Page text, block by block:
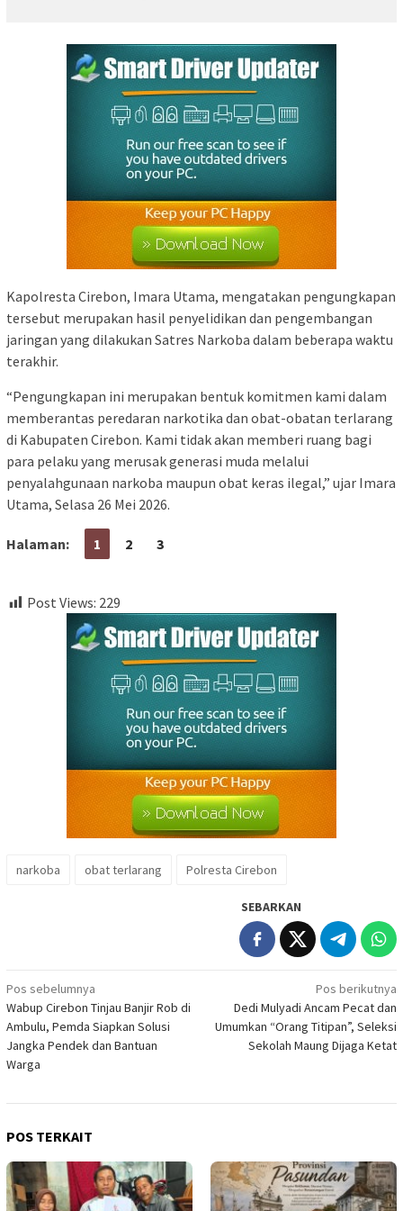
Kapolresta Cirebon, Imara Utama, mengatakan pengungkapan
tersebut merupakan hasil penyelidikan dan pengembangan
jaringan yang dilakukan Satres Narkoba dalam beberapa waktu
terakhir.
“Pengungkapan ini merupakan bentuk komitmen kami dalam
memberantas peredaran narkotika dan obat-obatan terlarang
di Kabupaten Cirebon. Kami tidak akan memberi ruang bagi
para pelaku yang merusak generasi muda melalui
penyalahgunaan narkoba maupun obat keras ilegal,” ujar Imara
Utama, Selasa 26 Mei 2026.
Halaman: 1 2 3
Post Views: 229
narkoba obat terlarang Polresta Cirebon
SEBARKAN
Navigasi
pos
Pos sebelumnya
Wabup Cirebon Tinjau Banjir Rob di
Ambulu, Pemda Siapkan Solusi
Jangka Pendek dan Bantuan
Warga
Pos berikutnya
Dedi Mulyadi Ancam Pecat dan
Umumkan “Orang Titipan”, Seleksi
Sekolah Maung Dijaga Ketat
POS TERKAIT